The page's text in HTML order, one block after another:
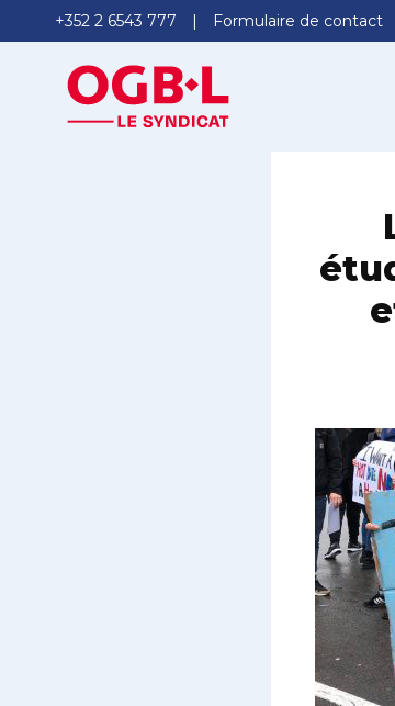
+352 2 6543 777 Formulaire de contact